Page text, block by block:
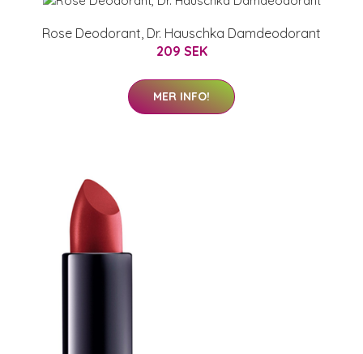
Rose Deodorant, Dr. Hauschka Damdeodorant
209 SEK
MER INFO!